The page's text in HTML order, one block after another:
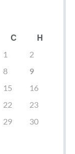
С
Н
1
2
8
9
15
16
22
23
29
30